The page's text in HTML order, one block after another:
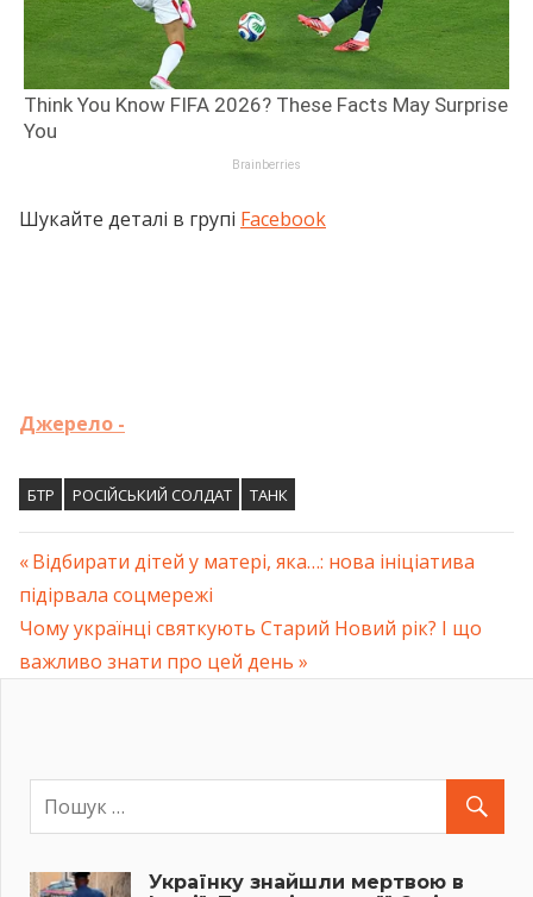
Шукайте деталі в групі Facebook
Джерело -
БТР РОСІЙСЬКИЙ СОЛДАТ ТАНК
Навігація
записів
Previous
Post:
Відбирати дітей у матері, яка…: нова ініціатива
підірвала соцмережі
Next
Post:
Чому українці святкують Старий Новий рік? І що
важливо знати про цей день
Українку знайшли мертвою в